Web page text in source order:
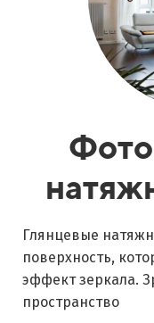
Глянцевые
поверхность,
эффект зеркала.
пространство